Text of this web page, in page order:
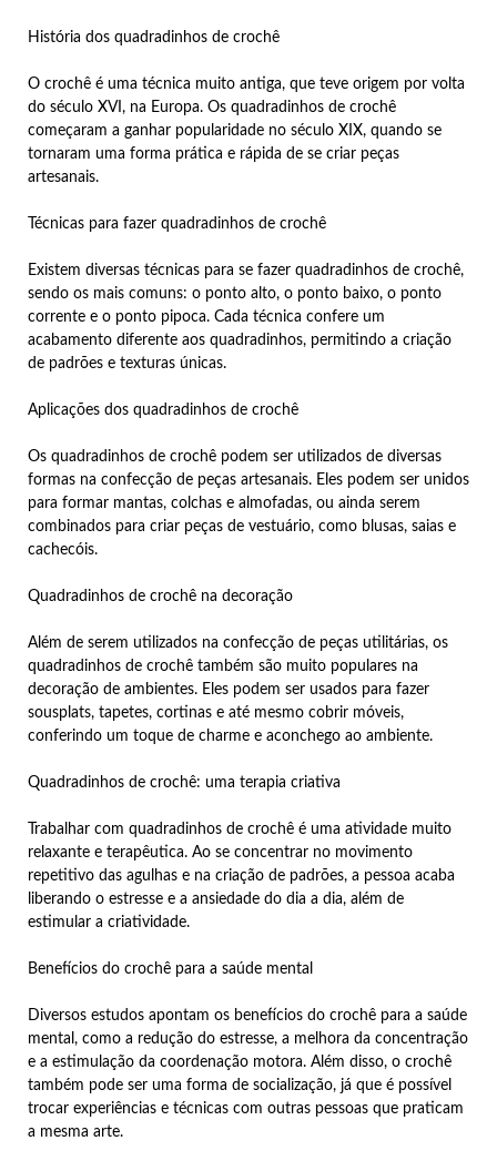
História dos quadradinhos de crochê
O crochê é uma técnica muito antiga, que teve origem por volta
do século XVI, na Europa. Os quadradinhos de crochê
começaram a ganhar popularidade no século XIX, quando se
tornaram uma forma prática e rápida de se criar peças
artesanais.
Técnicas para fazer quadradinhos de crochê
Existem diversas técnicas para se fazer quadradinhos de crochê,
sendo os mais comuns: o ponto alto, o ponto baixo, o ponto
corrente e o ponto pipoca. Cada técnica confere um
acabamento diferente aos quadradinhos, permitindo a criação
de padrões e texturas únicas.
Aplicações dos quadradinhos de crochê
Os quadradinhos de crochê podem ser utilizados de diversas
formas na confecção de peças artesanais. Eles podem ser unidos
para formar mantas, colchas e almofadas, ou ainda serem
combinados para criar peças de vestuário, como blusas, saias e
cachecóis.
Quadradinhos de crochê na decoração
Além de serem utilizados na confecção de peças utilitárias, os
quadradinhos de crochê também são muito populares na
decoração de ambientes. Eles podem ser usados para fazer
sousplats, tapetes, cortinas e até mesmo cobrir móveis,
conferindo um toque de charme e aconchego ao ambiente.
Quadradinhos de crochê: uma terapia criativa
Trabalhar com quadradinhos de crochê é uma atividade muito
relaxante e terapêutica. Ao se concentrar no movimento
repetitivo das agulhas e na criação de padrões, a pessoa acaba
liberando o estresse e a ansiedade do dia a dia, além de
estimular a criatividade.
Benefícios do crochê para a saúde mental
Diversos estudos apontam os benefícios do crochê para a saúde
mental, como a redução do estresse, a melhora da concentração
e a estimulação da coordenação motora. Além disso, o crochê
também pode ser uma forma de socialização, já que é possível
trocar experiências e técnicas com outras pessoas que praticam
a mesma arte.